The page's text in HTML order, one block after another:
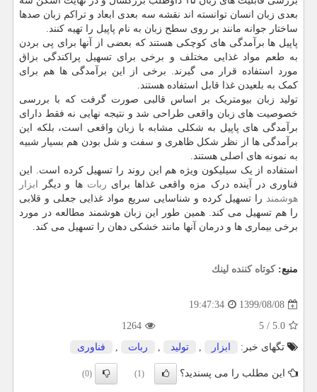
بعدی زبان انسان توانسته اند نقشه سه بعدی ابعاد و تراکم زبان صدها
ساختار جوانه مانند بر روی سطح زبان به نام پاپیل را تهیه کنند.
پاپیل ها برآمدگی های کوچکی هستند که بعضی از آنها برای پی بردن
به طعم مواد غذایی مختلف و برخی برای تسهیل پراکندگی بزاق
مورد استفاده قرار می گیرند. برخی از این برآمدگی ها هم برای
کمک به بلعیدن غذا قابل استفاده هستند.
تولید زبان بیومتریک بر اساس قالبی صورت گرفت که با بررسی
خصوصیت های زبان واقعی طراحی شد و نتیجه نهایی نه فقط دارای
برآمدگی های پاپیل به شکلی مشابه با زبان واقعی است، بلکه این
برآمدگی ها از نظر شکل ظاهری و سفت و شل بودن هم بسیار شبیه
به نمونه های اصلی هستند.
استفاده از یک سیلیکون ویژه هم این روند را تسهیل کرده است. این
فناوری در آینده درک مزه واقعی غذاها برای ربات ها و دیگر ابزار
هوشمند را تسهیل کرده و شناسایی سریع مواد غذایی جعلی و قلابی
را هم تسهیل می کند. همین طور این زبان هوشمند مطالعه در مورد
برخی بیماری ها و درمان آنها مانند خشکی دهان را تسهیل می کند.
منبع:كوتاه كننده لینك
1399/08/08
19:47:34
5.0
/
5
1264
تگهای خبر:
ابزار , تولید , ربات , فناوری
این مطلب را می پسندید؟ (1)
(0)